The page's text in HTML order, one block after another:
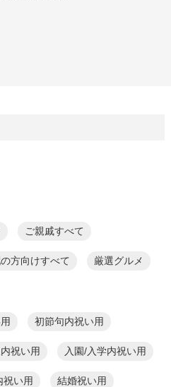
ご親戚すべて
の方向けすべて 厳選グルメ
初節句内祝い用
祝い用 入園/入学内祝い用
祝い用 結婚祝い用